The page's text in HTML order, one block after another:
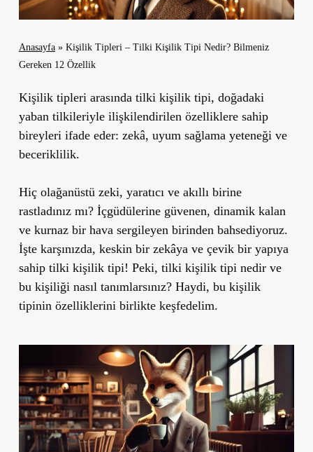
Anasayfa» Kişilik Tipleri – Tilki Kişilik Tipi Nedir? Bilmeniz
Gereken 12 Özellik
Kişilik tipleri arasında tilki kişilik tipi, doğadaki
yaban tilkileriyle ilişkilendirilen özelliklere sahip
bireyleri ifade eder: zekâ, uyum sağlama yeteneği ve
beceriklilik.
Hiç olağanüstü zeki, yaratıcı ve akıllı birine
rastladınız mı?İçgüdülerine güvenen, dinamik kalan
ve kurnaz bir hava sergileyen birinden bahsediyoruz.
İşte karşınızda, keskin bir zekâya ve çevik bir yapıya
sahip tilki kişilik tipi! Peki, tilki kişilik tipi nedir ve
bu kişiliği nasıl tanımlarsınız? Haydi, bu kişilik
tipinin özelliklerini birlikte keşfedelim.